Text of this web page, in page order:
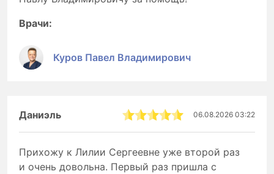
Врачи:
Куров Павел Владимирович
Даниэль 06.08.2026 03:22
Прихожу к Лилии Сергеевне уже второй раз
и очень довольна. Первый раз пришла с